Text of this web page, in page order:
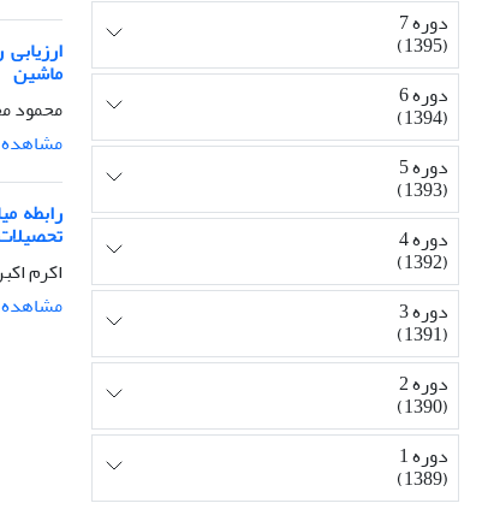
ماشین
محمود
مشاهده
رابطه
اکرم
مشاهده
دوره 7
(1395)
دوره 6
(1394)
دوره 5
(1393)
دوره 4
(1392)
دوره 3
(1391)
دوره 2
(1390)
دوره 1
(1389)